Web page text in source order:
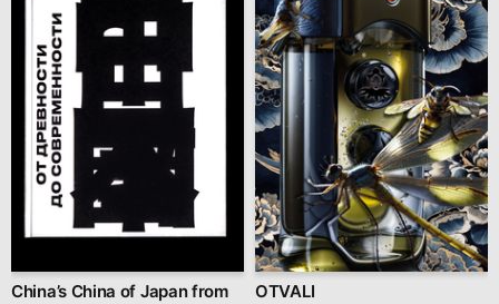
China’s China of Japan from
OTVALI